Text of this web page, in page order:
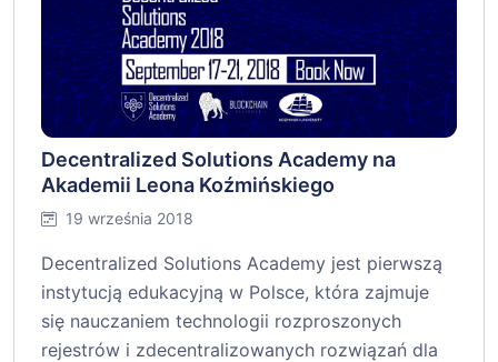
Decentralized Solutions Academy na
Akademii Leona Koźmińskiego
19 września 2018
Decentralized Solutions Academy jest pierwszą
instytucją edukacyjną w Polsce, która zajmuje
się nauczaniem technologii rozproszonych
rejestrów i zdecentralizowanych rozwiązań dla